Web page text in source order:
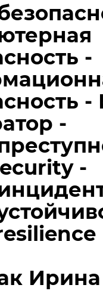
-
-
-
-
Ирина